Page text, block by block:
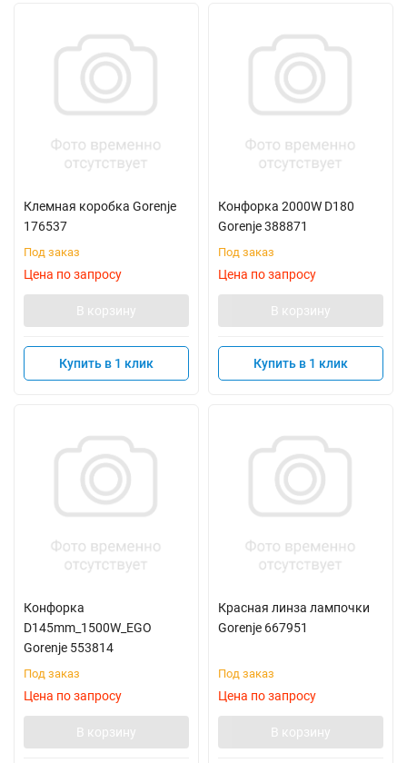
Клемная коробка Gorenje
176537
Под заказ
Цена по запросу
В корзину
Купить в 1 клик
Конфорка 2000W D180
Gorenje 388871
Под заказ
Цена по запросу
В корзину
Купить в 1 клик
Конфорка
D145mm_1500W_EGO
Gorenje 553814
Под заказ
Цена по запросу
В корзину
Красная линза лампочки
Gorenje 667951
Под заказ
Цена по запросу
В корзину